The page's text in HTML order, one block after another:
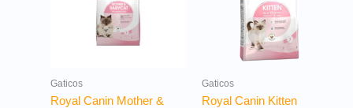
Gaticos
Royal Canin Mother &
Gaticos
Royal Canin Kitten